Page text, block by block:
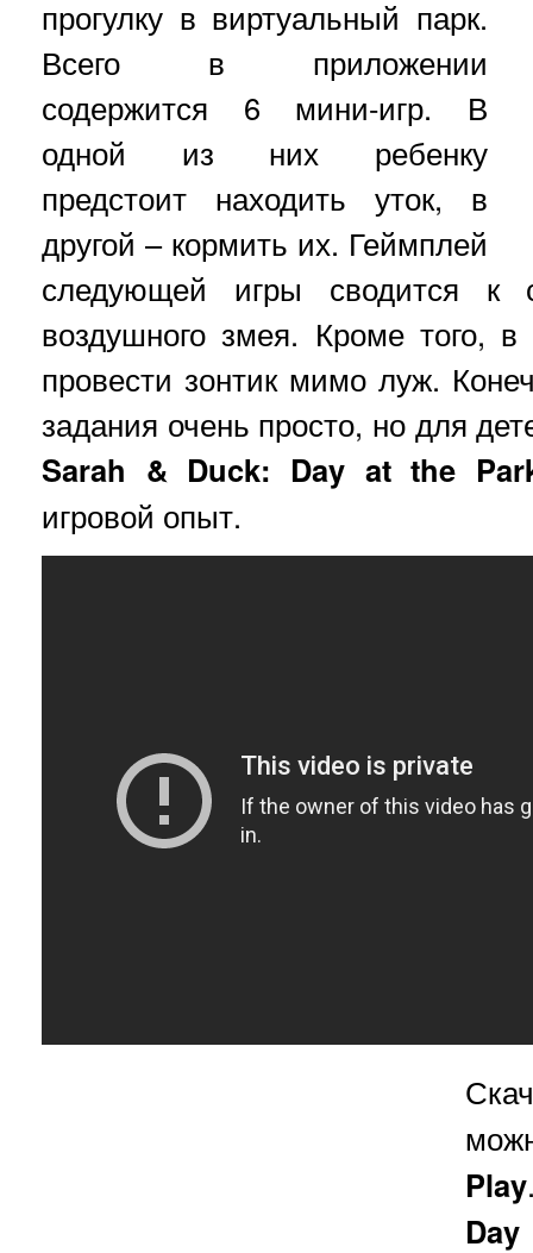
прогулку в виртуальный парк.
Всего в приложении
содержится 6 мини-игр. В
одной из них ребенку
предстоит находить уток, в
другой – кормить их. Геймплей
следующей игры сводится к
воздушного змея. Кроме того,
провести зонтик мимо луж.
задания очень просто, но для
Sarah & Duck: Day at the
игровой опыт.
Play